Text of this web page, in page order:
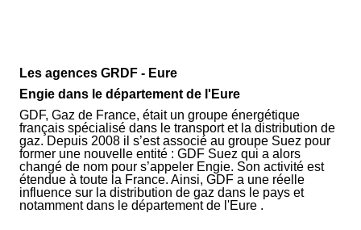
Les agences GRDF - Eure
Engie dans le département de l'Eure
GDF, Gaz de France, était un groupe énergétique
français spécialisé dans le transport et la distribution de
gaz. Depuis 2008 il s’est associé au groupe Suez pour
former une nouvelle entité : GDF Suez qui a alors
changé de nom pour s’appeler Engie. Son activité est
étendue à toute la France. Ainsi, GDF a une réelle
influence sur la distribution de gaz dans le pays et
notamment dans le département de l'Eure .